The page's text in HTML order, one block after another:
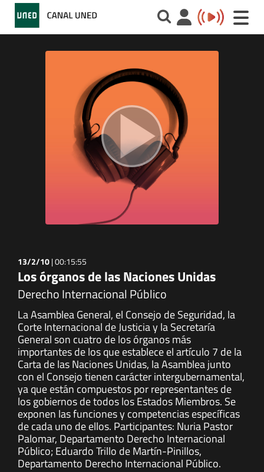
Toggle
13/2/10|00:15:55
Los órganos de las Naciones Unidas
Derecho Internacional Público
La Asamblea General, el Consejo de Seguridad, la
Corte Internacional de Justicia y la Secretaría
General son cuatro de los órganos más
importantes de los que establece el artículo 7 de la
Carta de las Naciones Unidas, la Asamblea junto
con el Consejo tienen carácter intergubernamental,
ya que están compuestos por representantes de
los gobiernos de todos los Estados Miembros. Se
exponen las funciones y competencias específicas
de cada uno de ellos. Participantes: Nuria Pastor
Palomar, Departamento Derecho Internacional
Público; Eduardo Trillo de Martín-Pinillos,
Departamento Derecho Internacional Público.